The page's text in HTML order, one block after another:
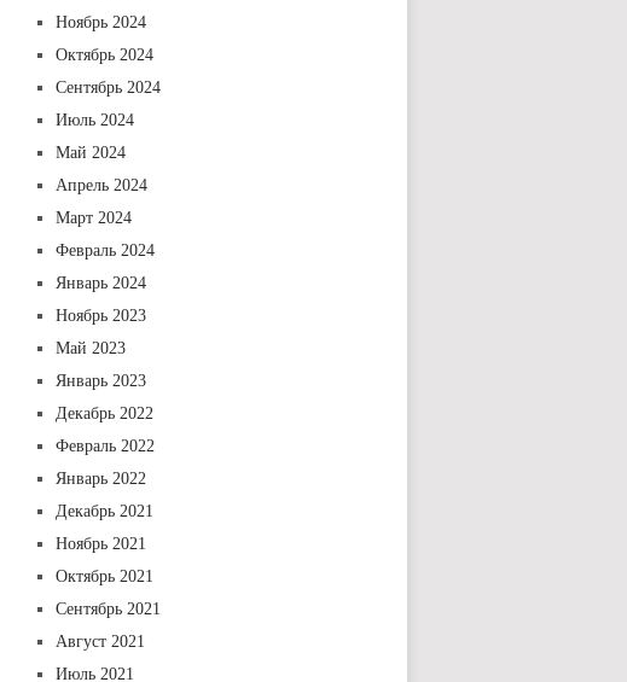
Ноябрь 2024
Октябрь 2024
Сентябрь 2024
Июль 2024
Май 2024
Апрель 2024
Март 2024
Февраль 2024
Январь 2024
Ноябрь 2023
Май 2023
Январь 2023
Декабрь 2022
Февраль 2022
Январь 2022
Декабрь 2021
Ноябрь 2021
Октябрь 2021
Сентябрь 2021
Август 2021
Июль 2021